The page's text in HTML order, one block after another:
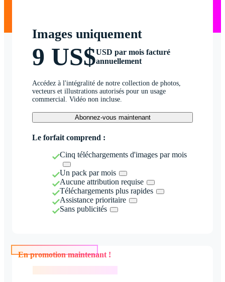
Images uniquement
9 US$USD par mois facturé
annuellement
Accédez à l'intégralité de notre collection de photos,
vecteurs et illustrations autorisés pour un usage
commercial. Vidéo non incluse.
Abonnez-vous maintenant
Le forfait comprend :
Cinq téléchargements d'images par mois
Un pack par mois
Aucune attribution requise
Téléchargements plus rapides
Assistance prioritaire
Sans publicités
En promotion maintenant !